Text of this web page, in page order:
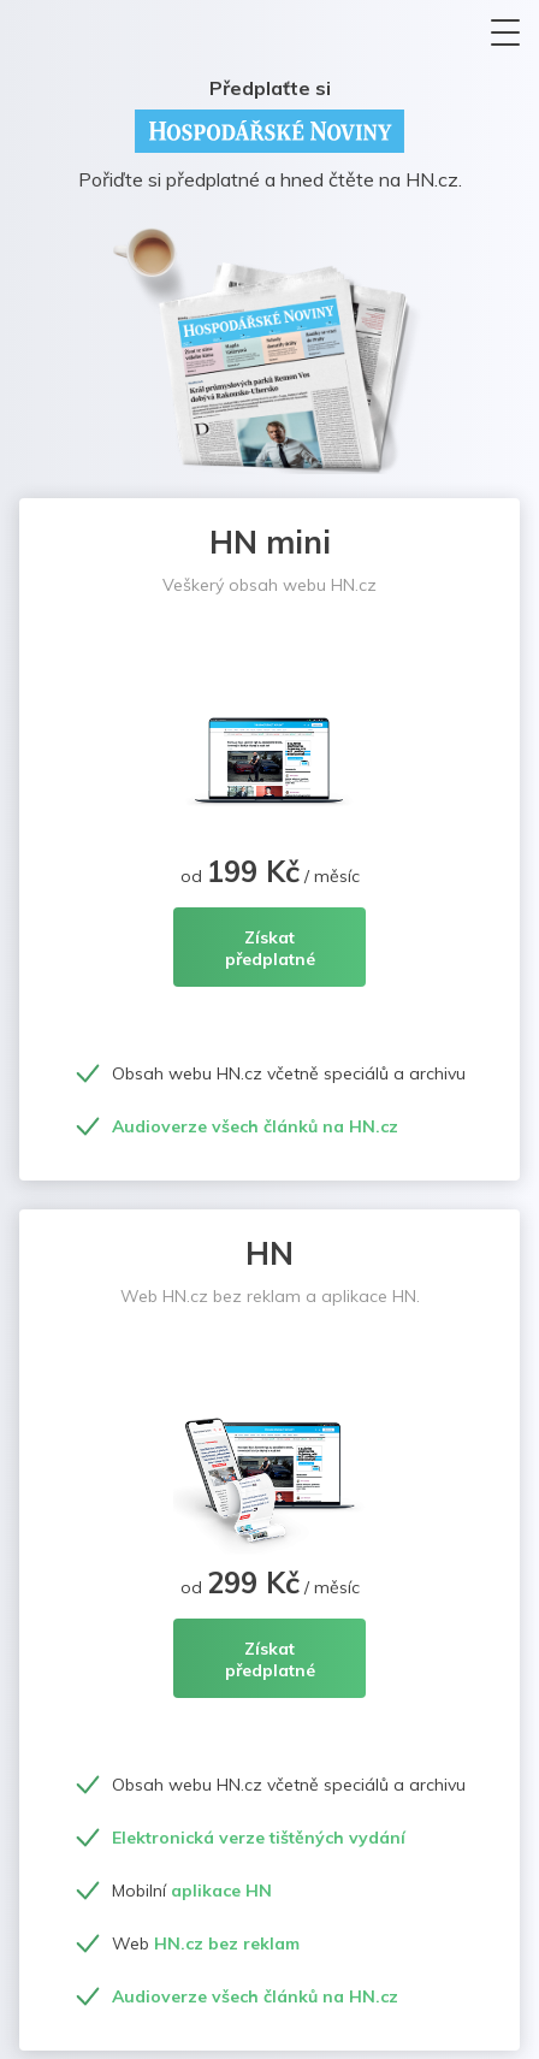
Předplaťte si
Pořiďte si předplatné a hned čtěte na HN.cz.
HN mini
Veškerý obsah webu HN.cz
od 199 Kč/ měsíc
Získat
předplatné
Obsah webu HN.cz včetně speciálů a archivu
Audioverze všech článků na HN.cz
HN
Web HN.cz bez reklam a aplikace HN.
od 299 Kč/ měsíc
Získat
předplatné
Obsah webu HN.cz včetně speciálů a archivu
Elektronická verze tištěných vydání
Mobilní aplikace HN
Web HN.cz bez reklam
Audioverze všech článků na HN.cz